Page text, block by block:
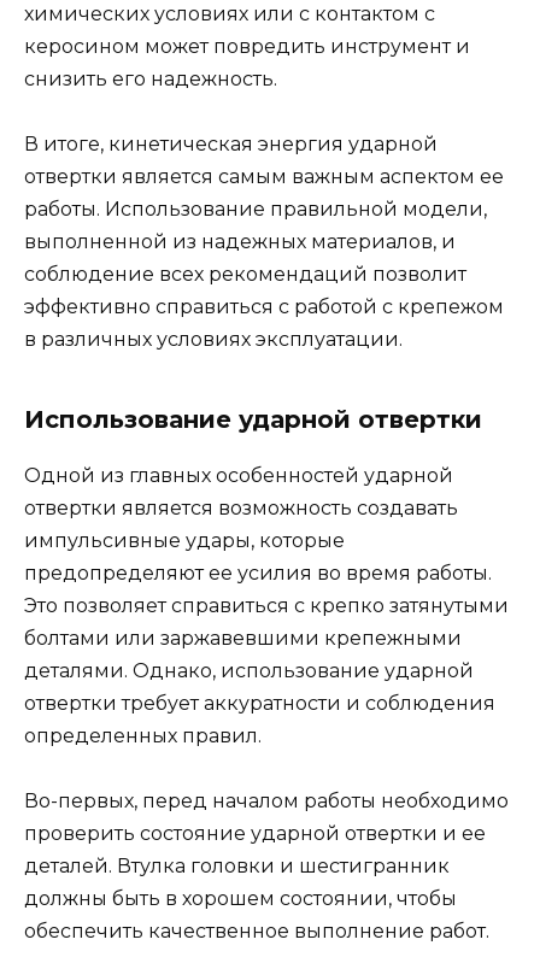
химических условиях или с контактом с
керосином может повредить инструмент и
снизить его надежность.
В итоге, кинетическая энергия ударной
отвертки является самым важным аспектом ее
работы. Использование правильной модели,
выполненной из надежных материалов, и
соблюдение всех рекомендаций позволит
эффективно справиться с работой с крепежом
в различных условиях эксплуатации.
Использование ударной отвертки
Одной из главных особенностей ударной
отвертки является возможность создавать
импульсивные удары, которые
предопределяют ее усилия во время работы.
Это позволяет справиться с крепко затянутыми
болтами или заржавевшими крепежными
деталями. Однако, использование ударной
отвертки требует аккуратности и соблюдения
определенных правил.
Во-первых, перед началом работы необходимо
проверить состояние ударной отвертки и ее
деталей. Втулка головки и шестигранник
должны быть в хорошем состоянии, чтобы
обеспечить качественное выполнение работ.